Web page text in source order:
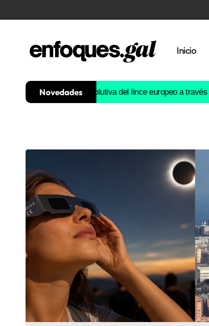
Inicio
Histórica
Gastronomía
Escenarios
Novedades
la historia evolutiva del lince europeo a través del ADN